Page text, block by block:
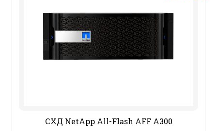
СХД NetApp All-Flash AFF A300